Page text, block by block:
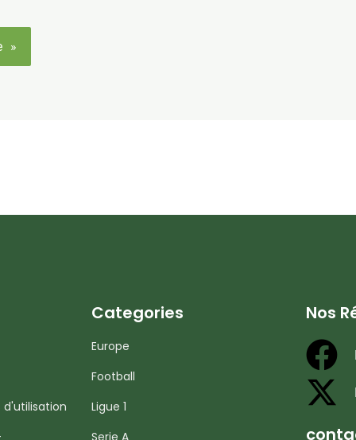
d'utilisation
Categories
Europe
Football
Ligue 1
Nos